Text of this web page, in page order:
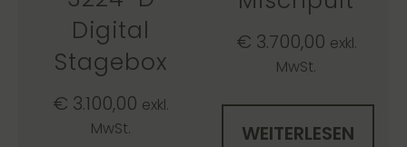
Digital
Stagebox
€ 3.100,00 exkl.
MwSt.
€ 3.700,00 exkl.
MwSt.
WEITERLESEN